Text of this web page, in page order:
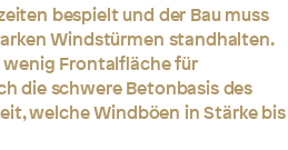
bespielt und der Bau muss
Windstürmen standhalten.
wenig Frontalfläche für
die schwere Betonbasis des
welche Windböen in Stärke bis